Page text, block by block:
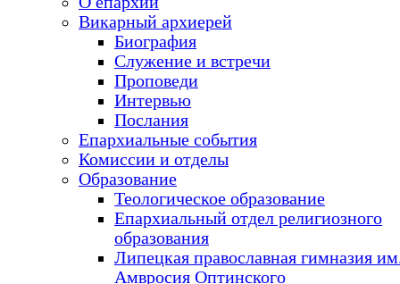
Викарный архиерей
Биография
Служение и встречи
Проповеди
Интервью
Послания
Епархиальные события
Комиссии и отделы
Образование
Теологическое образование
Епархиальный отдел религиозного
образования
Липецкая православная гимназия
Амвросия Оптинского